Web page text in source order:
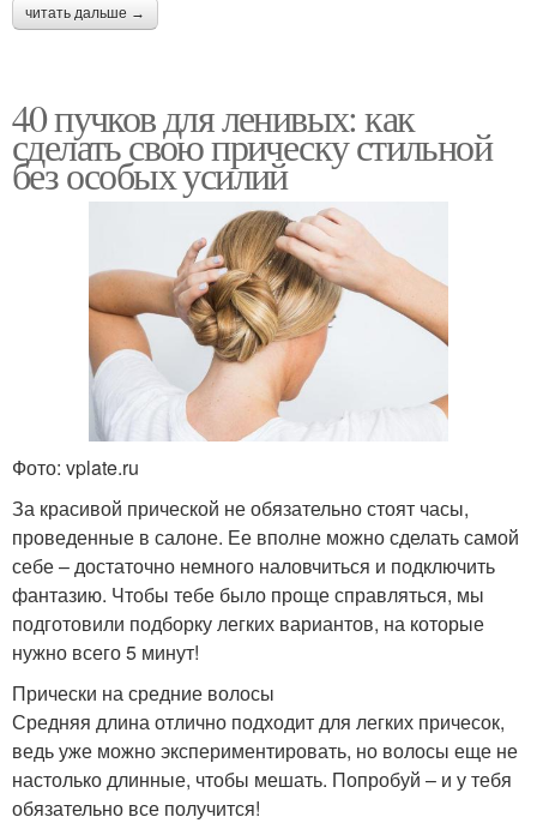
читать дальше →
40 пучков для ленивых: как
сделать свою прическу стильной
без особых усилий
Фото: vplate.ru
За красивой прической не обязательно стоят часы,
проведенные в салоне. Ее вполне можно сделать самой
себе – достаточно немного наловчиться и подключить
фантазию. Чтобы тебе было проще справляться, мы
подготовили подборку легких вариантов, на которые
нужно всего 5 минут!
Прически на средние волосы
Средняя длина отлично подходит для легких причесок,
ведь уже можно экспериментировать, но волосы еще не
настолько длинные, чтобы мешать. Попробуй – и у тебя
обязательно все получится!